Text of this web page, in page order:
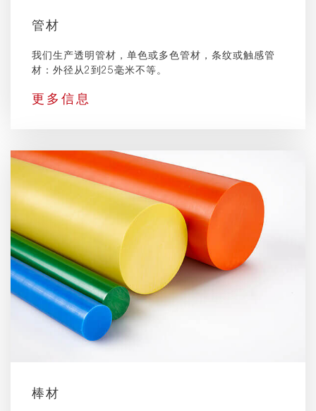
管材
我们生产透明管材，单色或多色管材，条纹或触感管
材：外径从2到25毫米不等。
更多信息
棒材